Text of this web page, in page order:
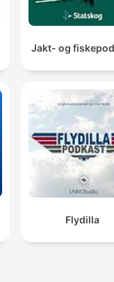
Jakt- og
Flydilla